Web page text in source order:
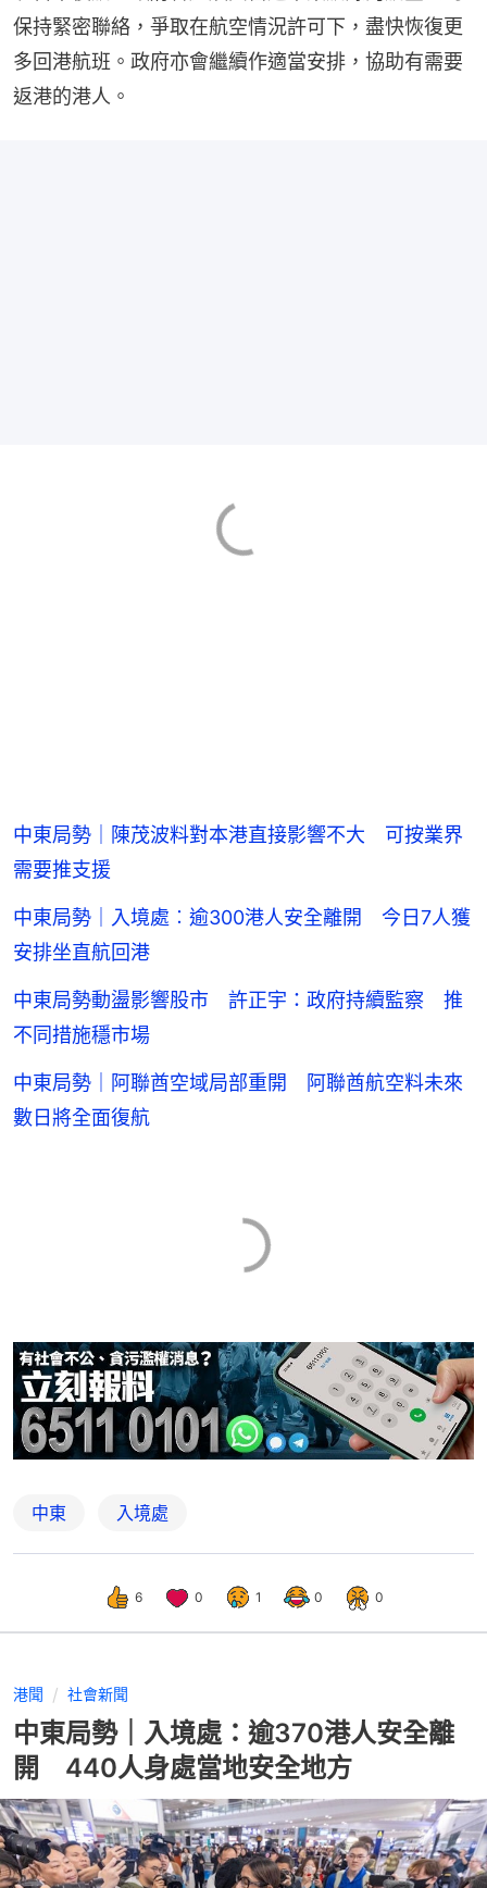
保持緊密聯絡，爭取在航空情況許可下，盡快恢復更
多回港航班。政府亦會繼續作適當安排，協助有需要
返港的港人。
中東局勢｜陳茂波料對本港直接影響不大 可按業界
需要推支援
中東局勢｜入境處︰逾300港人安全離開 今日7人獲
安排坐直航回港
中東局勢動盪影響股市 許正宇：政府持續監察 推
不同措施穩市場
中東局勢｜阿聯酋空域局部重開 阿聯酋航空料未來
數日將全面復航
中東 入境處
6 0 1 0 0
港聞 社會新聞
中東局勢｜入境處：逾370港人安全離
開 440人身處當地安全地方